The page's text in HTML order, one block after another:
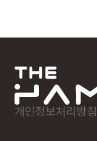
개인정보처리방침